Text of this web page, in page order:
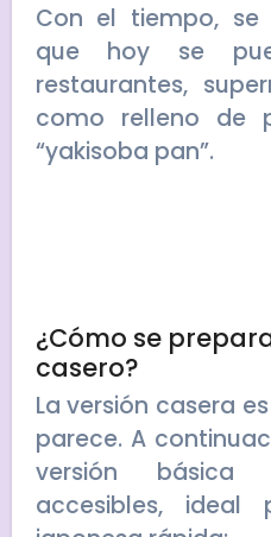
Con el tiempo,
que hoy se
restaurantes,
como relleno de
“yakisoba pan”.
¿Cómo se
casero?
La versión casera
parece. A
versión básica
accesibles,